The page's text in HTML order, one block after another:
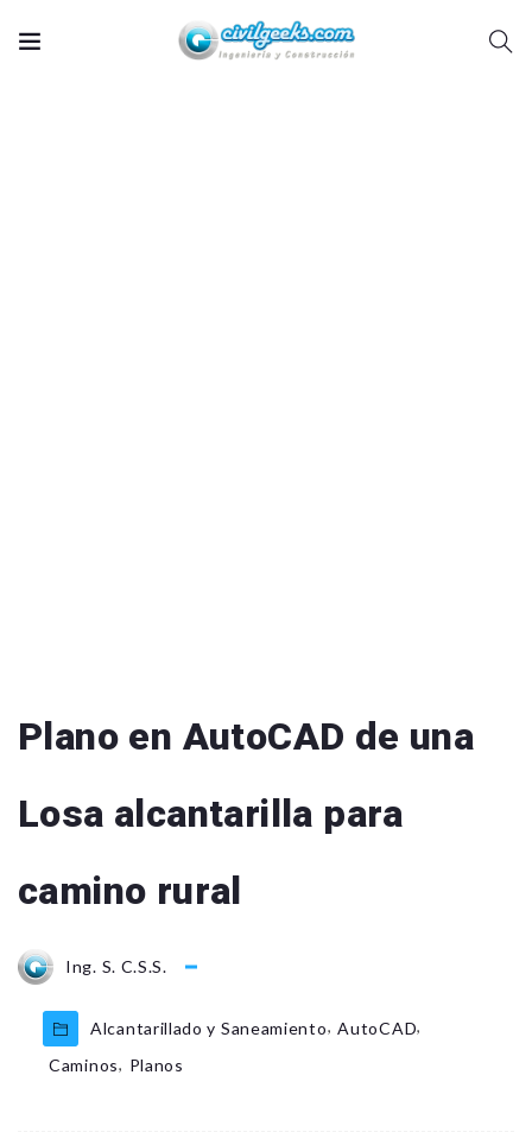
Plano en AutoCAD de una
Losa alcantarilla para
camino rural
Ing. S. C.S.S.
Alcantarillado y Saneamiento, AutoCAD,
Caminos, Planos